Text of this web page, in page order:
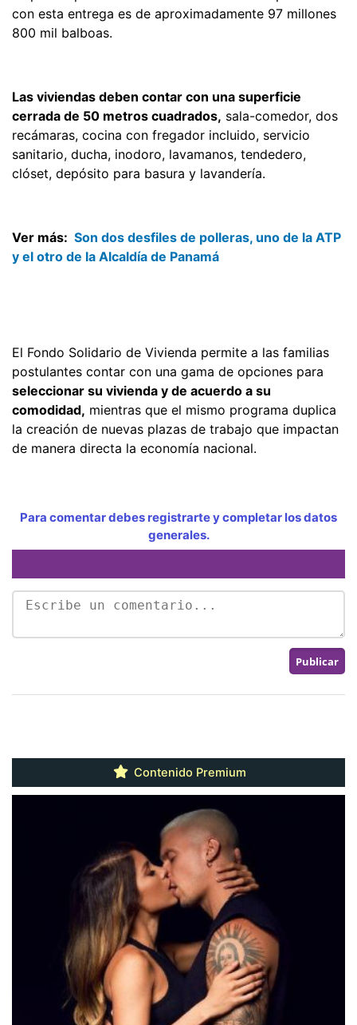
con esta entrega es de aproximadamente 97 millones
800 mil balboas.
Las viviendas deben contar con una superficie
cerrada de 50 metros cuadrados, sala-comedor, dos
recámaras, cocina con fregador incluido, servicio
sanitario, ducha, inodoro, lavamanos, tendedero,
clóset, depósito para basura y lavandería.
Ver más: Son dos desfiles de polleras, uno de la ATP
y el otro de la Alcaldía de Panamá
El Fondo Solidario de Vivienda permite a las familias
postulantes contar con una gama de opciones para
seleccionar su vivienda y de acuerdo a su
comodidad, mientras que el mismo programa duplica
la creación de nuevas plazas de trabajo que impactan
de manera directa la economía nacional.
Para comentar debes registrarte y completar los datos
generales.
Contenido Premium